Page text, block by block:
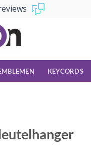
KEYCORDS